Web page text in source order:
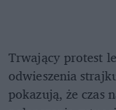
Trwający protest
odwieszenia
pokazują, że czas